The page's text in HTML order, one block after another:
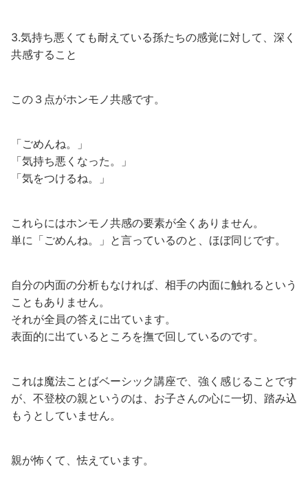
3.気持ち悪くても耐えている孫たちの感覚に対して、深く
共感すること
この３点がホンモノ共感です。
「ごめんね。」
「気持ち悪くなった。」
「気をつけるね。」
これらにはホンモノ共感の要素が全くありません。
単に「ごめんね。」と言っているのと、ほぼ同じです。
自分の内面の分析もなければ、相手の内面に触れるという
こともありません。
それが全員の答えに出ています。
表面的に出ているところを撫で回しているのです。
これは魔法ことばベーシック講座で、強く感じることです
が、不登校の親というのは、お子さんの心に一切、踏み込
もうとしていません。
親が怖くて、怯えています。